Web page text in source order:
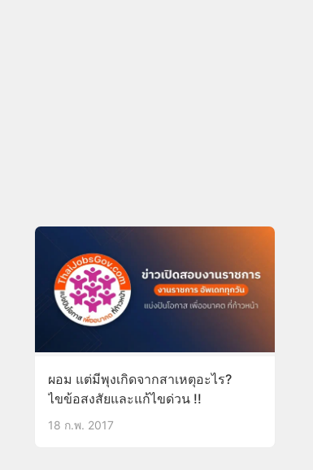
ผอม แต่มีพุงเกิดจากสาเหตุอะไร?
ไขข้อสงสัยและแก้ไขด่วน !!
18 ก.พ. 2017